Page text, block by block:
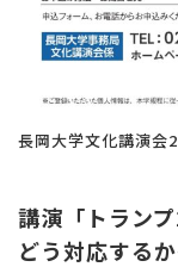
長岡大学文化講演会
講演「トラン
どう対応するか